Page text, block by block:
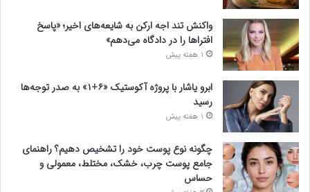
واکنش تند اجه ارکن به شایعه‌های اخیر؛ «پاسخ
افتراها را در دادگاه می‌دهم»
1 هفته پیش
ابرو یاشار با پروژه آکوستیک «۶+۱» به صدر توجه‌ها
رسید
1 هفته پیش
چگونه نوع پوست خود را تشخیص دهیم؟ راهنمای
جامع پوست چرب، خشک، مختلط، معمولی و
حساس